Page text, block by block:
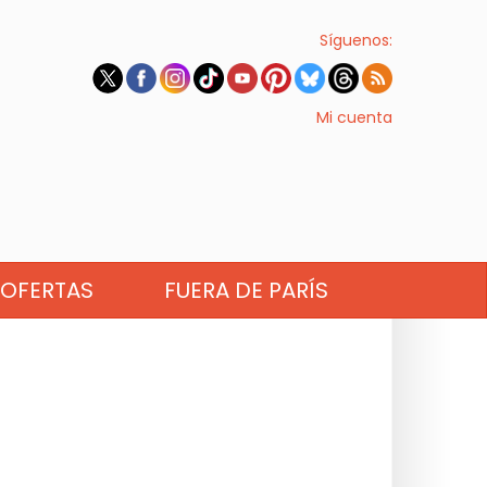
Síguenos:
Mi cuenta
OFERTAS FUERA DE PARÍS